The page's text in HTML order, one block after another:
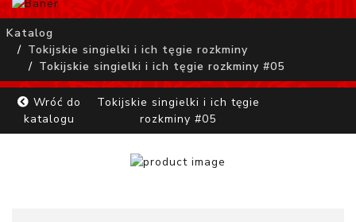
FAQ
Mangi
Katalog
Tokijskie singielki i ich tęgie rozkminy
Tokijskie singielki i ich tęgie rozkminy #05
Wróć do
katalogu
Tokijskie singielki i ich tęgie
rozkminy #05